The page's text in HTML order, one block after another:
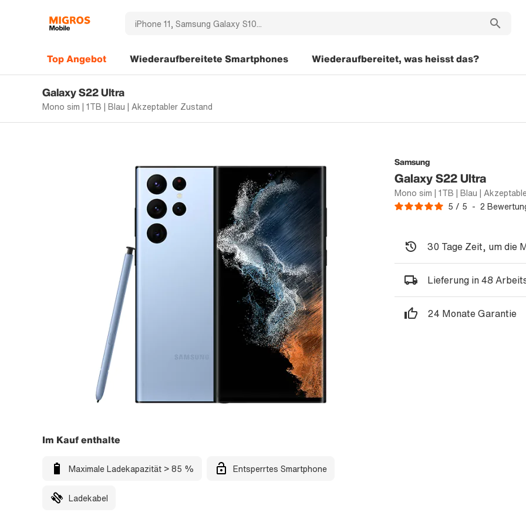
Top Angebot Wiederaufbereitete Smartphones Wiederaufbereitet, was heisst das?
Galaxy S22 Ultra
Mono sim | 1TB | Blau | Akzeptabler Zustand
Samsung
Galaxy S22 Ultra
5 / 5 - 2
Im Kauf enthalte
Maximale Ladekapazität > 85 % Entsperrtes Smartphone
Ladekabel
30 Tage Zeit, um die
Lieferung in 48
24 Monate Garantie